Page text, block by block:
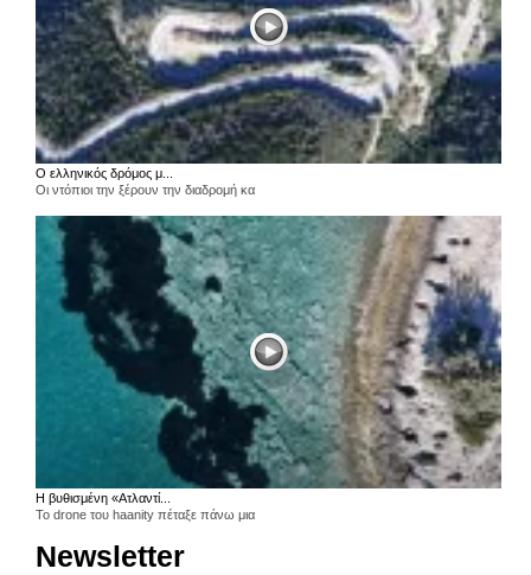
Ο ελληνικός δρόμος μ...
Οι ντόπιοι την ξέρουν την διαδρομή κα
Η βυθισμένη «Ατλαντί...
Το drone του haanity πέταξε πάνω μια
Newsletter